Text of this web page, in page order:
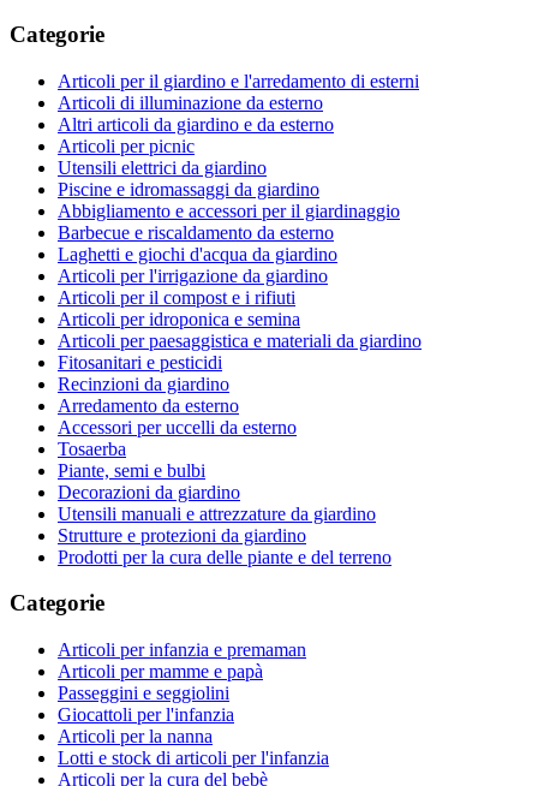
Categorie
Articoli per il giardino e l'arredamento di esterni
Articoli di illuminazione da esterno
Altri articoli da giardino e da esterno
Articoli per picnic
Utensili elettrici da giardino
Piscine e idromassaggi da giardino
Abbigliamento e accessori per il giardinaggio
Barbecue e riscaldamento da esterno
Laghetti e giochi d'acqua da giardino
Articoli per l'irrigazione da giardino
Articoli per il compost e i rifiuti
Articoli per idroponica e semina
Articoli per paesaggistica e materiali da giardino
Fitosanitari e pesticidi
Recinzioni da giardino
Arredamento da esterno
Accessori per uccelli da esterno
Tosaerba
Piante, semi e bulbi
Decorazioni da giardino
Utensili manuali e attrezzature da giardino
Strutture e protezioni da giardino
Prodotti per la cura delle piante e del terreno
Categorie
Articoli per infanzia e premaman
Articoli per mamme e papà
Passeggini e seggiolini
Giocattoli per l'infanzia
Articoli per la nanna
Lotti e stock di articoli per l'infanzia
Articoli per la cura del bebè